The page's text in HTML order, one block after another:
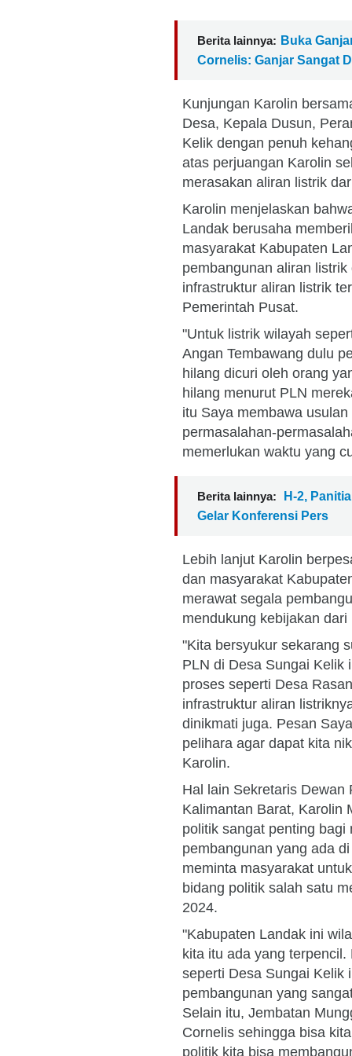
Berita lainnya: Buka
Cornelis: Ganjar Sangat
Kunjungan Karolin
Desa, Kepala Dusun,
Kelik dengan penuh
atas perjuangan Karolin
merasakan aliran listrik
Karolin menjelaskan
Landak berusaha
masyarakat Kabupaten
pembangunan aliran
infrastruktur aliran listrik
Pemerintah Pusat.
"Untuk listrik wilayah
Angan Tembawang dulu
hilang dicuri oleh orang
hilang menurut PLN
itu Saya membawa
permasalahan-
memerlukan waktu yang
Berita lainnya:
H-2,
Gelar Konferensi Pers
Lebih lanjut Karolin
dan masyarakat
merawat segala
mendukung kebijakan
"Kita bersyukur sekarang
PLN di Desa Sungai Kelik
proses seperti Desa
infrastruktur aliran
dinikmati juga. Pesan
pelihara agar dapat kita
Karolin.
Hal lain Sekretaris Dewan
Kalimantan Barat, Karolin
politik sangat penting
pembangunan yang ada
meminta masyarakat
bidang politik salah satu
2024.
"Kabupaten Landak ini
kita itu ada yang
seperti Desa Sungai Kelik
pembangunan yang
Selain itu, Jembatan
Cornelis sehingga bisa
politik kita bisa